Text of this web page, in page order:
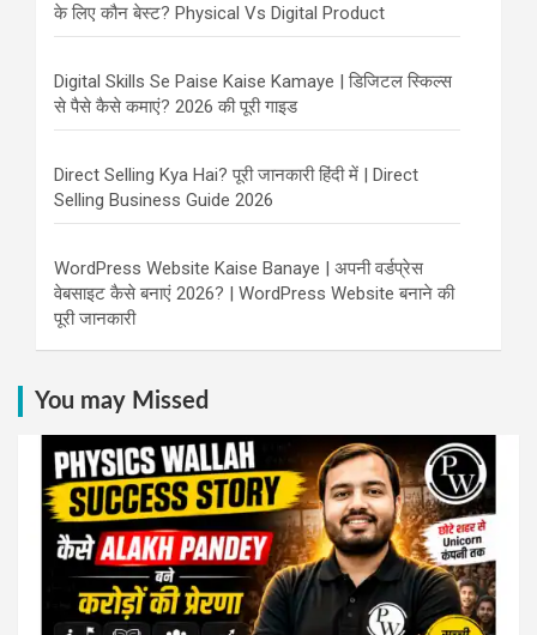
के लिए कौन बेस्ट? Physical Vs Digital Product
Digital Skills Se Paise Kaise Kamaye | डिजिटल स्किल्स
से पैसे कैसे कमाएं? 2026 की पूरी गाइड
Direct Selling Kya Hai? पूरी जानकारी हिंदी में | Direct
Selling Business Guide 2026
WordPress Website Kaise Banaye | अपनी वर्डप्रेस
वेबसाइट कैसे बनाएं 2026? | WordPress Website बनाने की
पूरी जानकारी
You may Missed